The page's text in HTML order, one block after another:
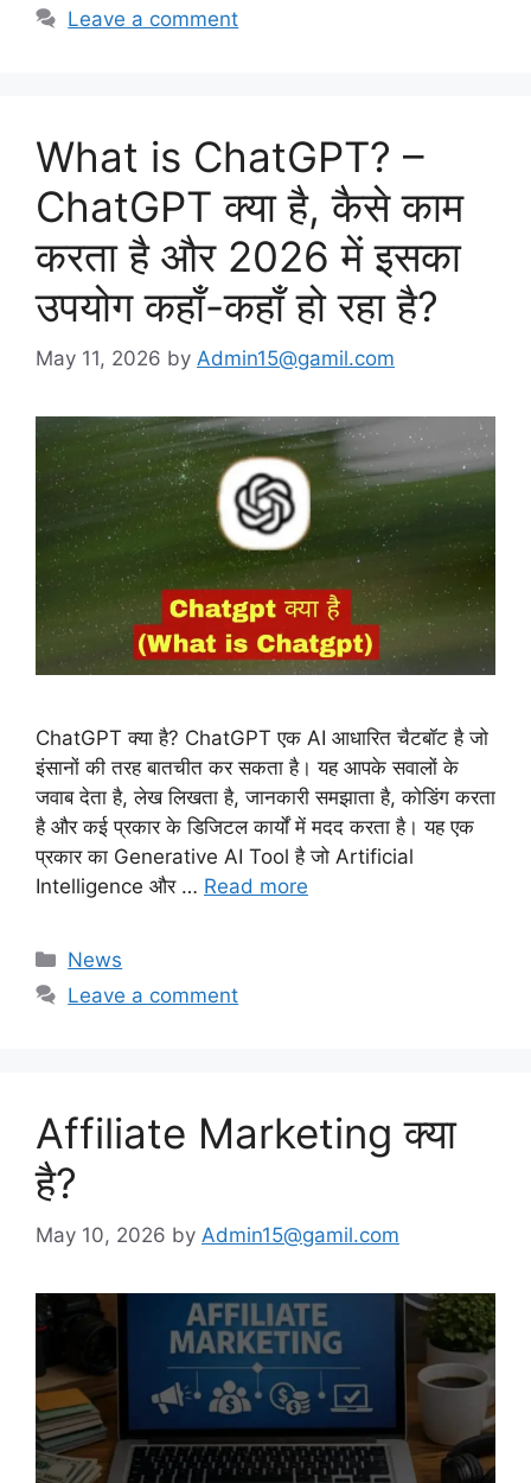
Leave a comment
What is ChatGPT? –
ChatGPT क्या है, कैसे काम
करता है और 2026 में इसका
उपयोग कहाँ-कहाँ हो रहा है?
May 11, 2026 by Admin15@gamil.com
ChatGPT क्या है? ChatGPT एक AI आधारित चैटबॉट है जो
इंसानों की तरह बातचीत कर सकता है। यह आपके सवालों के
जवाब देता है, लेख लिखता है, जानकारी समझाता है, कोडिंग करता
है और कई प्रकार के डिजिटल कार्यों में मदद करता है। यह एक
प्रकार का Generative AI Tool है जो Artificial
Intelligence और … Read more
Categories
News
Leave a comment
Affiliate Marketing क्या
है?
May 10, 2026 by Admin15@gamil.com